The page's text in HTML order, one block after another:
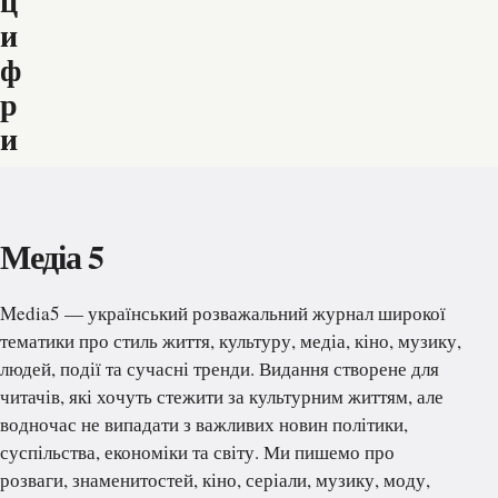
и
ф
р
и
Медіа 5
Media5 — український розважальний журнал широкої
тематики про стиль життя, культуру, медіа, кіно, музику,
людей, події та сучасні тренди. Видання створене для
читачів, які хочуть стежити за культурним життям, але
водночас не випадати з важливих новин політики,
суспільства, економіки та світу. Ми пишемо про
розваги, знаменитостей, кіно, серіали, музику, моду,